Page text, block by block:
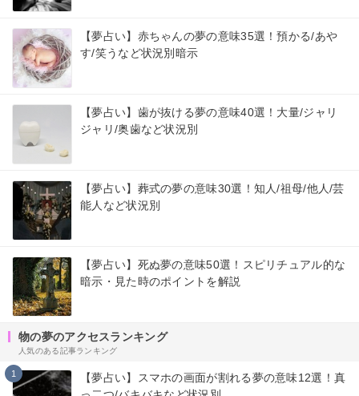
【夢占い】赤ちゃんの夢の意味35選！預かる/あや
す/笑うなど状況別暗示
【夢占い】歯が抜ける夢の意味40選！大量/ジャリ
ジャリ/奥歯など状況別
【夢占い】葬式の夢の意味30選！知人/祖母/他人/芸
能人など状況別
【夢占い】死ぬ夢の意味50選！スピリチュアル的な
暗示・見た時のポイントを解説
物の夢のアクセスランキング
人気のある記事ランキング
1
【夢占い】スマホの画面が割れる夢の意味12選！真